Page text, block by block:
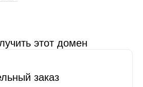
этот домен
заказ